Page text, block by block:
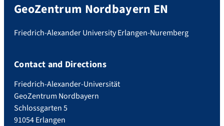
GeoZentrum Nordbayern EN
Friedrich-Alexander University Erlangen-Nuremberg
Contact and Directions
Friedrich-Alexander-Universität
GeoZentrum Nordbayern
Schlossgarten 5
91054 Erlangen